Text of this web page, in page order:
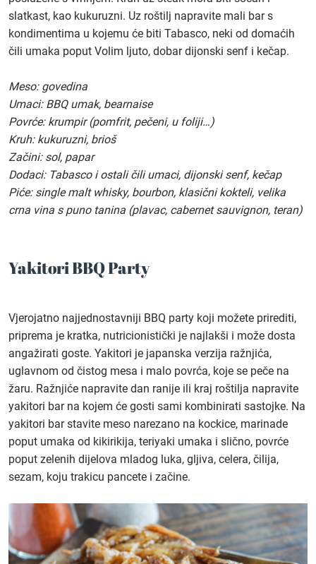
slatkast, kao kukuruzni. Uz roštilj napravite mali bar s
kondimentima u kojemu će biti Tabasco, neki od domaćih
čili umaka poput Volim ljuto, dobar dijonski senf i kečap.
Meso: govedina
Umaci: BBQ umak, bearnaise
Povrće: krumpir (pomfrit, pečeni, u foliji…)
Kruh: kukuruzni, brioš
Začini: sol, papar
Dodaci: Tabasco i ostali čili umaci, dijonski senf, kečap
Piće: single malt whisky, bourbon, klasični kokteli, velika
crna vina s puno tanina (plavac, cabernet sauvignon, teran)
Yakitori BBQ Party
Vjerojatno najjednostavniji BBQ party koji možete prirediti,
priprema je kratka, nutricionistički je najlakši i može dosta
angažirati goste. Yakitori je japanska verzija ražnjića,
uglavnom od čistog mesa i malo povrća, koje se peče na
žaru. Ražnjiće napravite dan ranije ili kraj roštilja napravite
yakitori bar na kojem će gosti sami kombinirati sastojke. Na
yakitori bar stavite meso narezano na kockice, marinade
poput umaka od kikirikija, teriyaki umaka i slično, povrće
poput zelenih dijelova mladog luka, gljiva, celera, čilija,
sezam, koju trakicu pancete i začine.